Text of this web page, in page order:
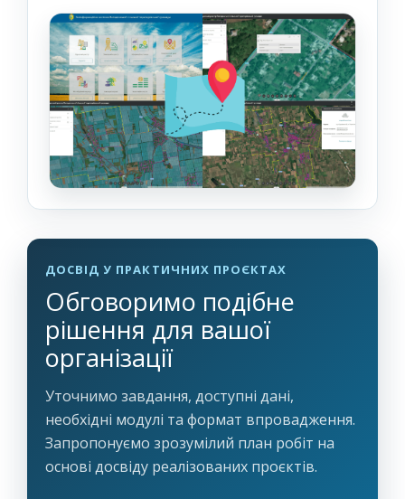
ДОСВІД У ПРАКТИЧНИХ ПРОЄКТАХ
Обговоримо подібне
рішення для вашої
організації
Уточнимо завдання, доступні дані,
необхідні модулі та формат впровадження.
Запропонуємо зрозумілий план робіт на
основі досвіду реалізованих проєктів.